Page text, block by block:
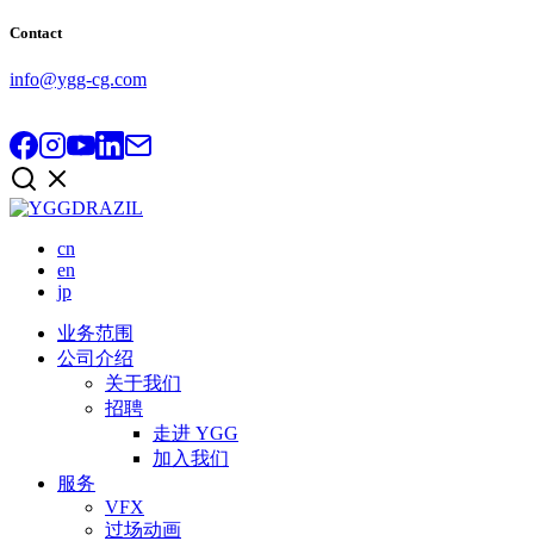
Contact
info@ygg-cg.com
cn
en
jp
业务范围
公司介绍
关于我们
招聘
走进 YGG
加入我们
服务
VFX
过场动画